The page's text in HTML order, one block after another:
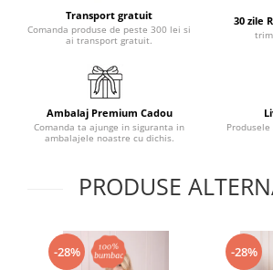
Transport gratuit
Comanda produse de peste 300 lei si
ai transport gratuit.
30 zile
Ambalaj Premium Cadou
Comanda ta ajunge in siguranta in
ambalajele noastre cu dichis.
PRODUSE
-28% -28%